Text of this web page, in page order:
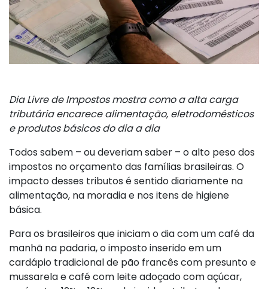
Dia Livre de Impostos mostra como a alta carga
tributária encarece alimentação, eletrodomésticos
e produtos básicos do dia a dia
Todos sabem – ou deveriam saber – o alto peso dos
impostos no orçamento das famílias brasileiras. O
impacto desses tributos é sentido diariamente na
alimentação, na moradia e nos itens de higiene
básica.
Para os brasileiros que iniciam o dia com um café da
manhã na padaria, o imposto inserido em um
cardápio tradicional de pão francês com presunto e
mussarela e café com leite adoçado com açúcar,